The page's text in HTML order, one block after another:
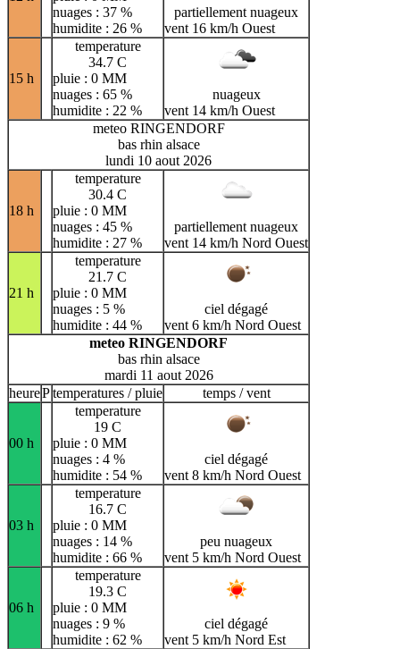
nuages : 37 %
humidite : 26 %
partiellement nuageux
vent 16 km/h Ouest
15 h
temperature
34.7 C
pluie : 0 MM
nuages : 65 %
humidite : 22 %
nuageux
vent 14 km/h Ouest
meteo RINGENDORF
bas rhin alsace
lundi 10 aout 2026
18 h
temperature
30.4 C
pluie : 0 MM
nuages : 45 %
humidite : 27 %
partiellement nuageux
vent 14 km/h Nord Ouest
21 h
temperature
21.7 C
pluie : 0 MM
nuages : 5 %
humidite : 44 %
ciel dégagé
vent 6 km/h Nord Ouest
meteo RINGENDORF
bas rhin alsace
mardi 11 aout 2026
heurePtemperatures / pluie temps / vent
00 h
temperature
19 C
pluie : 0 MM
nuages : 4 %
humidite : 54 %
ciel dégagé
vent 8 km/h Nord Ouest
03 h
temperature
16.7 C
pluie : 0 MM
nuages : 14 %
humidite : 66 %
peu nuageux
vent 5 km/h Nord Ouest
06 h
temperature
19.3 C
pluie : 0 MM
nuages : 9 %
humidite : 62 %
ciel dégagé
vent 5 km/h Nord Est